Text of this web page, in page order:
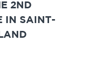
2ND
IN SAINT-